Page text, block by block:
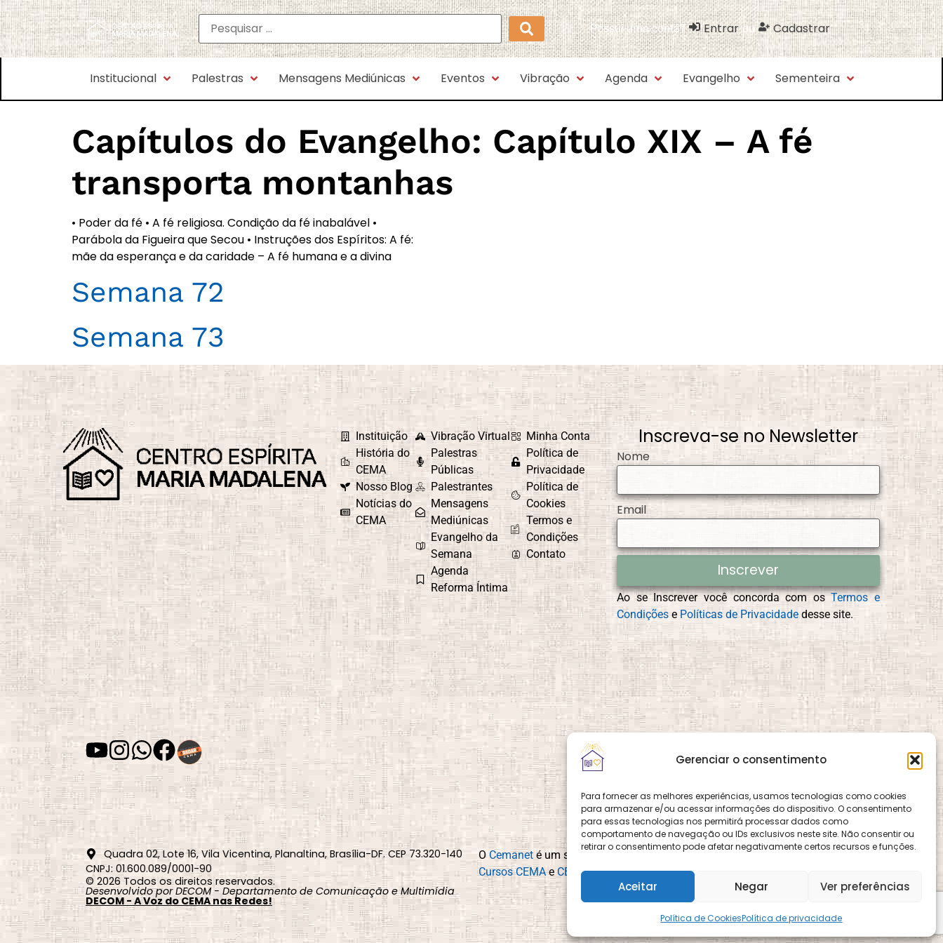
Gerenciar o consentimento
Para fornecer as melhores experiências, usamos tecnologias como cookies
para armazenar e/ou acessar informações do dispositivo. O consentimento
para essas tecnologias nos permitirá processar dados como
comportamento de navegação ou IDs exclusivos neste site. Não consentir ou
retirar o consentimento pode afetar negativamente certos recursos e funções.
Aceitar Negar Ver preferências
Política de CookiesPolítica de privacidade
Possui uma conta? Entrar ou Cadastrar
Institucional Palestras Mensagens Mediúnicas Eventos Vibração Agenda Evangelho Sementeira
Capítulos do Evangelho: Capítulo XIX – A fé
transporta montanhas
• Poder da fé • A fé religiosa. Condição da fé inabalável •
Parábola da Figueira que Secou • Instruções dos Espíritos: A fé:
mãe da esperança e da caridade – A fé humana e a divina
Semana 72
Semana 73
Instituição
História do
CEMA
Nosso Blog
Notícias do
CEMA
Vibração Virtual
Palestras
Públicas
Palestrantes
Mensagens
Mediúnicas
Evangelho da
Semana
Agenda
Reforma Íntima
Minha Conta
Política de
Privacidade
Política de
Cookies
Termos e
Condições
Contato
Inscreva-se no Newsletter
Nome
Email
Inscrever
Ao se Inscrever você concorda com osTermos e
Condições e Políticas de Privacidade desse site.
Quadra 02, Lote 16, Vila Vicentina, Planaltina, Brasília-DF. CEP 73.320-140
CNPJ: 01.600.089/0001-90
© 2026 Todos os direitos reservados.
Desenvolvido por DECOM - Departamento de Comunicação e Multimídia
DECOM - A Voz do CEMA nas Redes!
O Cemanet é um site que pertence e é gerido pelo CEMA, assim como o site
Cursos CEMAeCEMA Livraria